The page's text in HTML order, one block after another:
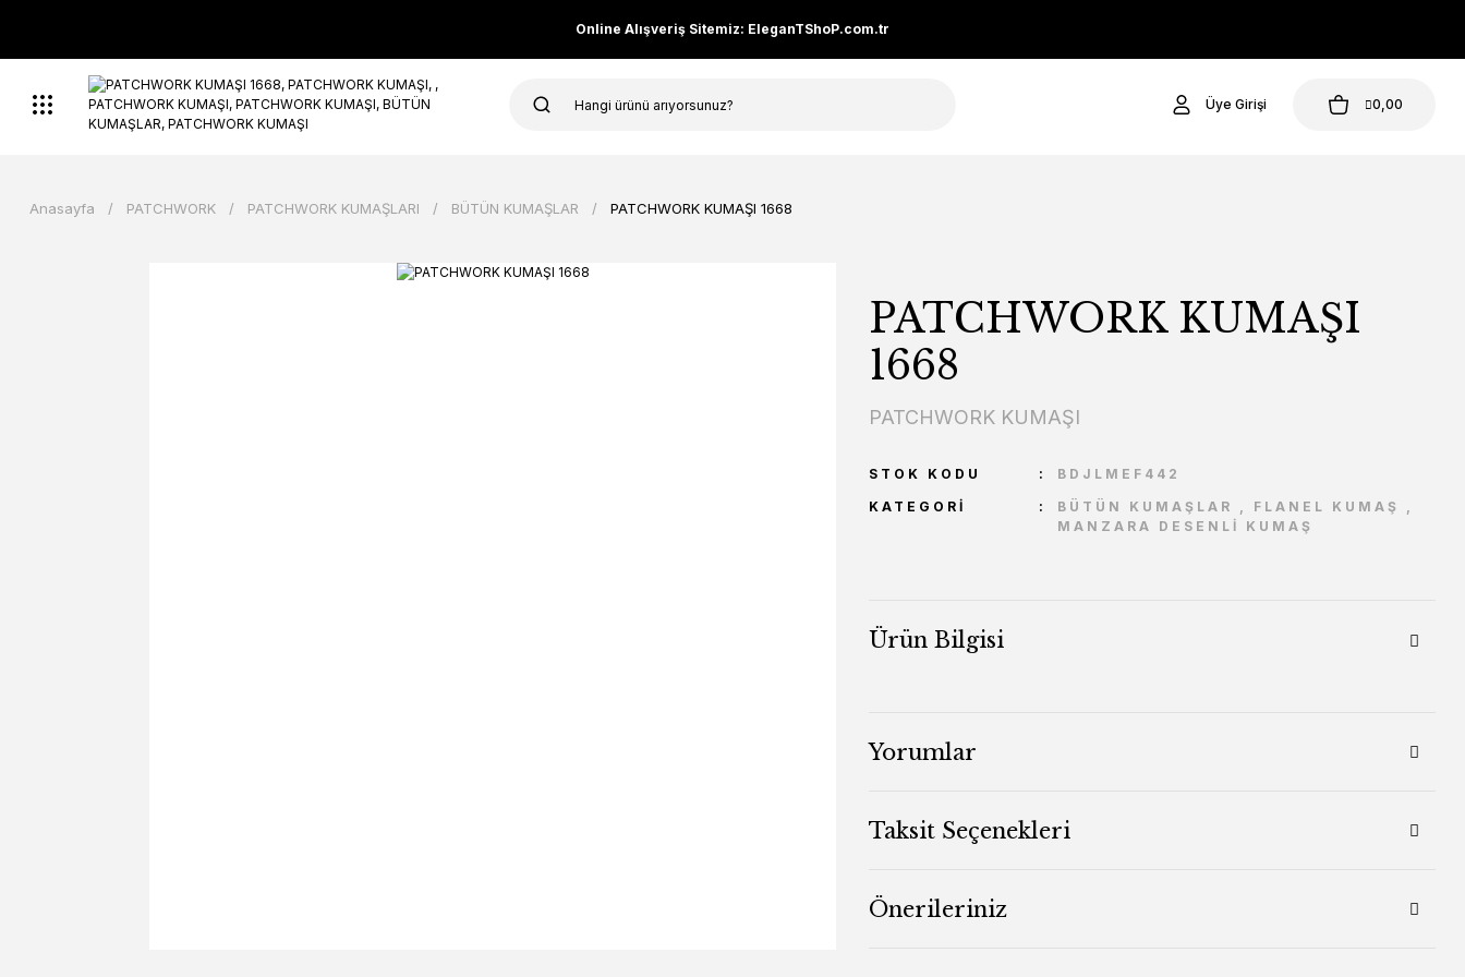
Online Alışveriş Sitemiz: EleganTShoP.com.tr
Üye Girişi 0,00
Anasayfa PATCHWORK PATCHWORK KUMAŞLARI BÜTÜN KUMAŞLAR PATCHWORK KUMAŞI 1668
PATCHWORK KUMAŞI
1668
PATCHWORK KUMAŞI
STOK KODU
BDJLMEF442
KATEGORI
BÜTÜN KUMAŞLAR , FLANEL KUMAŞ
,
MANZARA DESENLİ KUMAŞ
Ürün Bilgisi
Yorumlar
Taksit Seçenekleri
Önerileriniz